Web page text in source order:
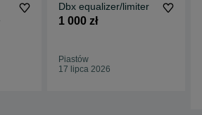
Dbx equalizer/limiter
1 000 zł
Piastów
17 lipca 2026